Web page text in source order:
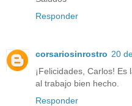
Responder
corsariosinrostro 20
¡Felicidades, Carlos!
al trabajo bien hecho.
Responder